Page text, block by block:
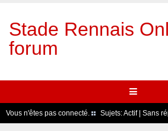
Stade Rennais
forum
Vous n'êtes pas connecté. Sujets:Actif| Sans